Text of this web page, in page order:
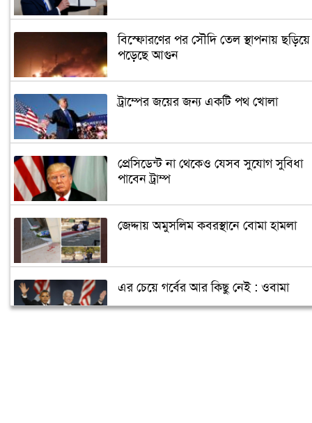
বিস্ফোরণের পর সৌদি তেল স্থাপনায় ছড়িয়ে
পড়েছে আগুন
ট্রাম্পের জয়ের জন্য একটি পথ খোলা
প্রেসিডেন্ট না থেকেও যেসব সুযোগ সুবিধা
পাবেন ট্রাম্প
জেদ্দায় অমুসলিম কবরস্থানে বোমা হামলা
এর চেয়ে গর্বের আর কিছু নেই : ওবামা